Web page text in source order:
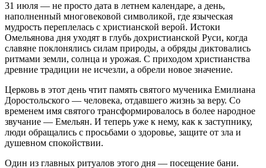
31 июля — не просто дата в летнем календаре, а день,
наполненный многовековой символикой, где языческая
мудрость переплелась с христианской верой. Истоки
Омельянова дня уходят в глубь дохристианской Руси, когда
славяне поклонялись силам природы, а обряды диктовались
ритмами земли, солнца и урожая. С приходом христианства
древние традиции не исчезли, а обрели новое значение.
Церковь в этот день чтит память святого мученика Емилиана
Доростольского — человека, отдавшего жизнь за веру. Со
временем имя святого трансформировалось в более народное
звучание — Емельян. И теперь уже к нему, как к заступнику,
люди обращались с просьбами о здоровье, защите от зла и
душевном спокойствии.
Один из главных ритуалов этого дня — посещение бани.